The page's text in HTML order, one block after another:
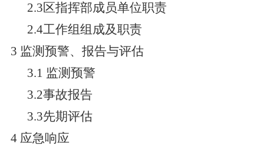
2.3区指挥部成员单位职责
2.4工作组组成及职责
3 监测预警、报告与评估
3.1 监测预警
3.2事故报告
3.3先期评估
4 应急响应